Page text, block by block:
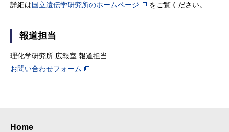
詳細は国立遺伝学研究所のホームページ をご覧ください。
報道担当
理化学研究所 広報室 報道担当
お問い合わせフォーム
Home